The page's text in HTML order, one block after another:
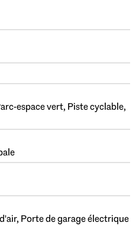
espace vert, Piste cyclable,
Porte de garage électrique